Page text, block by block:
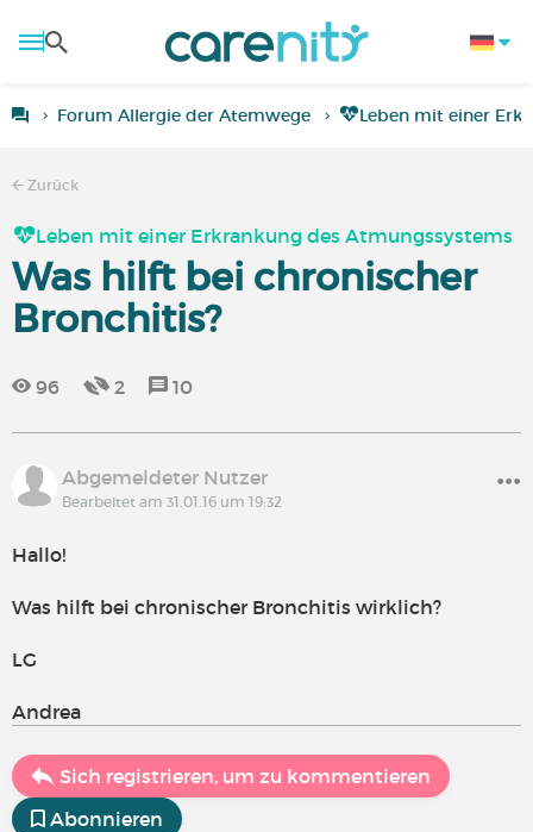
Forum Allergie der Atemwege Leben mit einer
Zurück
Leben mit einer Erkrankung des Atmungssystems
Was hilft bei chronischer
Bronchitis?
96 2 10
Abgemeldeter Nutzer
Bearbeitet am 31.01.16 um 19:32
Hallo!
Was hilft bei chronischer Bronchitis wirklich?
LG
Andrea
Sich registrieren, um zu kommentieren
Abonnieren